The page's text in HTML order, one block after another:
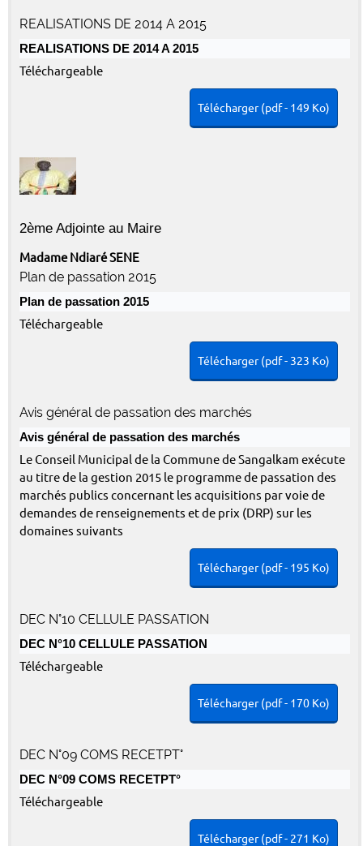
REALISATIONS DE 2014 A 2015
REALISATIONS DE 2014 A 2015
Téléchargeable
Télécharger (pdf - 149 Ko)
2ème Adjointe au Maire
Madame Ndiaré SENE
Plan de passation 2015
Plan de passation 2015
Téléchargeable
Télécharger (pdf - 323 Ko)
Avis général de passation des marchés
Avis général de passation des marchés
Le Conseil Municipal de la Commune de Sangalkam exécute
au titre de la gestion 2015 le programme de passation des
marchés publics concernant les acquisitions par voie de
demandes de renseignements et de prix (DRP) sur les
domaines suivants
Télécharger (pdf - 195 Ko)
DEC N°10 CELLULE PASSATION
DEC N°10 CELLULE PASSATION
Téléchargeable
Télécharger (pdf - 170 Ko)
DEC N°09 COMS RECETPT°
DEC N°09 COMS RECETPT°
Téléchargeable
Télécharger (pdf - 271 Ko)